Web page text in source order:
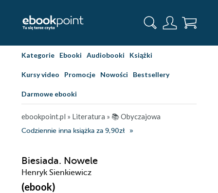
Kategorie Ebooki Audiobooki Książki
Kursy video Promocje Nowości Bestsellery
Darmowe ebooki
ebookpoint.pl » Literatura » 📚 Obyczajowa
Codziennie inna książka za 9,90zł
Biesiada. Nowele
Henryk Sienkiewicz
(ebook)